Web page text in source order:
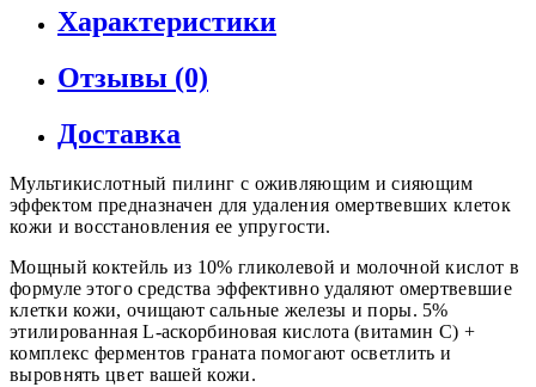
Характеристики
Отзывы (0)
Доставка
Мультикислотный пилинг с оживляющим и сияющим
эффектом предназначен для удаления омертвевших клеток
кожи и восстановления ее упругости.
Мощный коктейль из 10% гликолевой и молочной кислот в
формуле этого средства эффективно удаляют омертвевшие
клетки кожи, очищают сальные железы и поры. 5%
этилированная L-аскорбиновая кислота (витамин С) +
комплекс ферментов граната помогают осветлить и
выровнять цвет вашей кожи.